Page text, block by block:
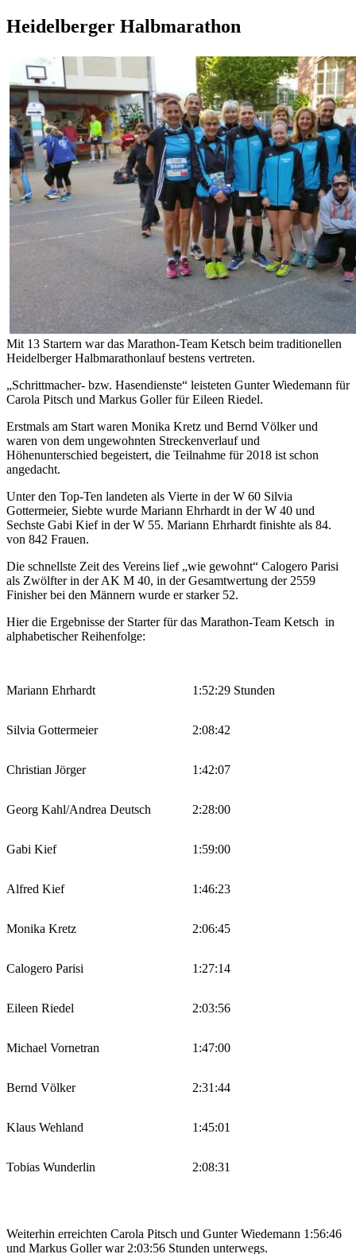
Heidelberger Halbmarathon
Mit 13 Startern war das Marathon-Team Ketsch beim traditionellen
Heidelberger Halbmarathonlauf bestens vertreten.
„Schrittmacher- bzw. Hasendienste“ leisteten Gunter Wiedemann für
Carola Pitsch und Markus Goller für Eileen Riedel.
Erstmals am Start waren Monika Kretz und Bernd Völker und
waren von dem ungewohnten Streckenverlauf und
Höhenunterschied begeistert, die Teilnahme für 2018 ist schon
angedacht.
Unter den Top-Ten landeten als Vierte in der W 60 Silvia
Gottermeier, Siebte wurde Mariann Ehrhardt in der W 40 und
Sechste Gabi Kief in der W 55. Mariann Ehrhardt finishte als 84.
von 842 Frauen.
Die schnellste Zeit des Vereins lief „wie gewohnt“ Calogero Parisi
als Zwölfter in der AK M 40, in der Gesamtwertung der 2559
Finisher bei den Männern wurde er starker 52.
Hier die Ergebnisse der Starter für das Marathon-Team Ketsch in
alphabetischer Reihenfolge:
Mariann Ehrhardt 1:52:29 Stunden
Silvia Gottermeier 2:08:42
Christian Jörger 1:42:07
Georg Kahl/Andrea Deutsch 2:28:00
Gabi Kief 1:59:00
Alfred Kief 1:46:23
Monika Kretz 2:06:45
Calogero Parisi 1:27:14
Eileen Riedel 2:03:56
Michael Vornetran 1:47:00
Bernd Völker 2:31:44
Klaus Wehland 1:45:01
Tobias Wunderlin 2:08:31
Weiterhin erreichten Carola Pitsch und Gunter Wiedemann 1:56:46
und Markus Goller war 2:03:56 Stunden unterwegs.